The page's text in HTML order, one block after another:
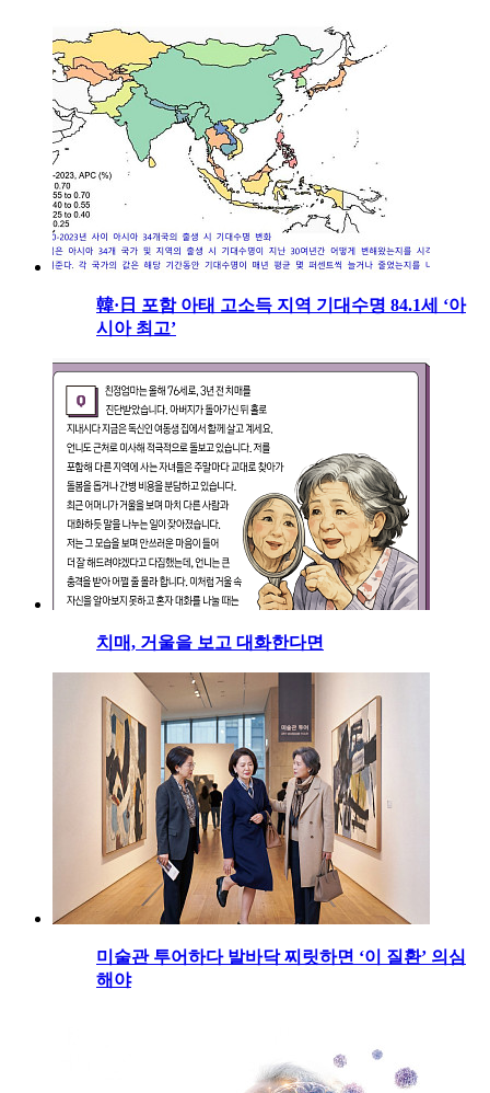
韓·日 포함 아태 고소득 지역 기대수명 84.1세 ‘아
시아 최고’
치매, 거울을 보고 대화한다면
미술관 투어하다 발바닥 찌릿하면 ‘이 질환’ 의심
해야